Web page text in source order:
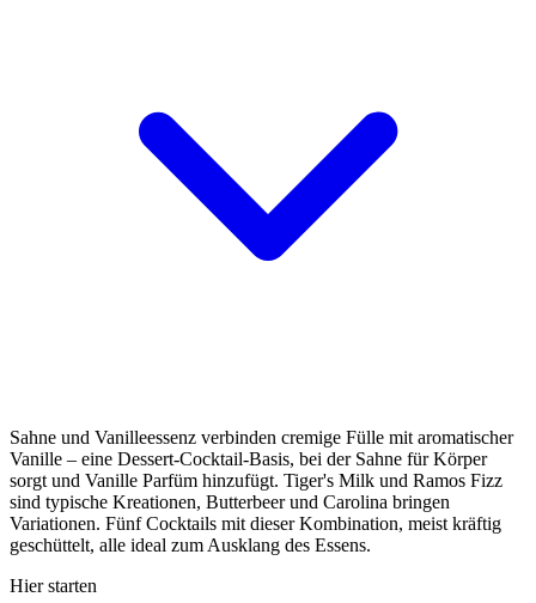
Sahne und Vanilleessenz verbinden cremige Fülle mit aromatischer
Vanille – eine Dessert-Cocktail-Basis, bei der Sahne für Körper
sorgt und Vanille Parfüm hinzufügt. Tiger's Milk und Ramos Fizz
sind typische Kreationen, Butterbeer und Carolina bringen
Variationen. Fünf Cocktails mit dieser Kombination, meist kräftig
geschüttelt, alle ideal zum Ausklang des Essens.
Hier starten